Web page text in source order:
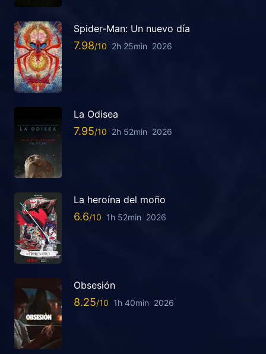
Spider-Man: Un nuevo día
7.98 2h 25min 2026
La Odisea
7.95 2h 52min 2026
La heroína del moño
6.6 1h 52min 2026
Obsesión
8.25 1h 40min 2026